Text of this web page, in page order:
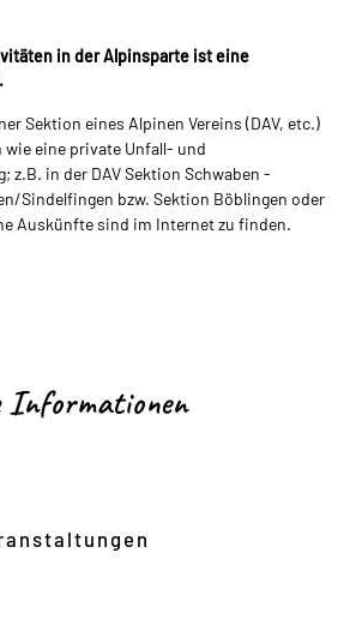
in der Alpinsparte ist eine
Sektion eines Alpinen Vereins (DAV, etc.)
eine private Unfall- und
z.B. in der DAV Sektion Schwaben -
Sindelfingen bzw. Sektion Böblingen oder
Auskünfte sind im Internet zu finden.
Informationen